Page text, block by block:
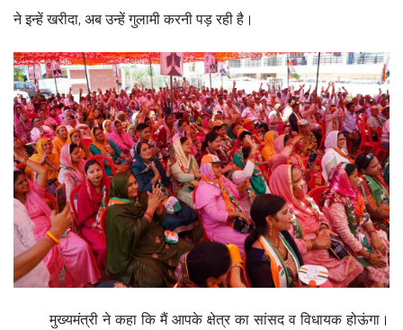
ने इन्हें खरीदा, अब उन्हें गुलामी करनी पड़ रही है।
मुख्यमंत्री ने कहा कि मैं आपके क्षेत्र का सांसद व विधायक होऊंगा।